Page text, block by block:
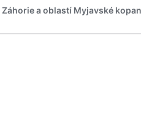
a oblastí Myjavské